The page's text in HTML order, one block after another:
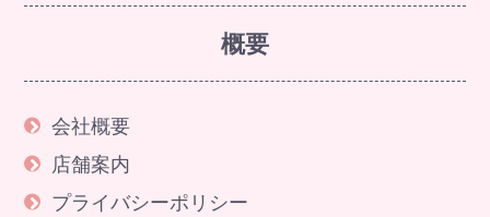
概要
会社概要
店舗案内
プライバシーポリシー